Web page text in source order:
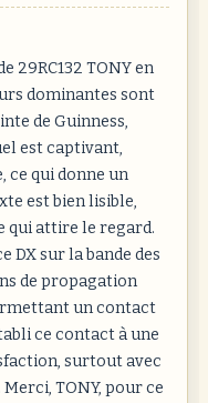
29RC132 TONY en
dominantes sont
de Guinness,
est captivant,
ce qui donne un
est bien lisible,
qui attire le regard.
DX sur la bande des
de propagation
un contact
ce contact à une
surtout avec
TONY, pour ce